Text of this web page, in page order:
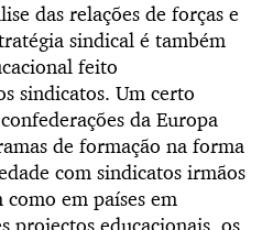
das relações de forças e
sindical é também
feito
sindicatos. Um certo
da Europa
de formação na forma
com sindicatos irmãos
como em países em